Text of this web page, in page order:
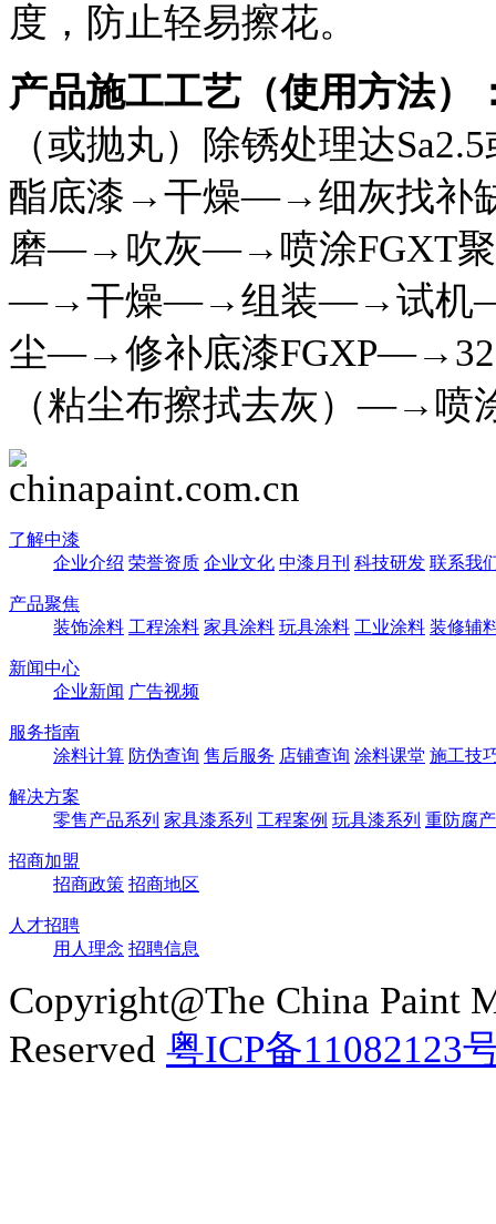
度，防止轻易擦花。
产品施工工艺（使用方法）
（或抛丸）除锈处理达
酯底漆→干燥—→细灰找补
磨—→吹灰—→喷涂FGXT聚
—→干燥—→组装—→试机—→
尘—→修补底漆
（粘尘布擦拭去灰）—→喷
了解中漆
企业介绍 荣誉资质 企业文化 中漆月刊 科技研发 联系我
产品聚焦
装饰涂料 工程涂料 家具涂料 玩具涂料 工业涂料 装修辅
新闻中心
企业新闻 广告视频
服务指南
涂料计算 防伪查询 售后服务 店铺查询 涂料课堂 施工技
解决方案
零售产品系列 家具漆系列 工程案例 玩具漆系列 重防腐
招商加盟
招商政策 招商地区
人才招聘
用人理念 招聘信息
Copyright@The China Paint
Reserved 粤ICP备11082123